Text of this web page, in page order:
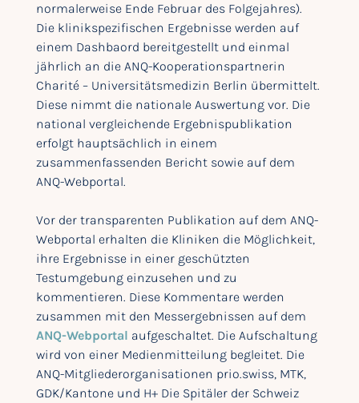
normalerweise Ende Februar des Folgejahres).
Die klinikspezifischen Ergebnisse werden auf
einem Dashbaord bereitgestellt und einmal
jährlich an die ANQ-Kooperationspartnerin
Charité – Universitätsmedizin Berlin übermittelt.
Diese nimmt die nationale Auswertung vor. Die
national vergleichende Ergebnispublikation
erfolgt hauptsächlich in einem
zusammenfassenden Bericht sowie auf dem
ANQ-Webportal.
Vor der transparenten Publikation auf dem ANQ-
Webportal erhalten die Kliniken die Möglichkeit,
ihre Ergebnisse in einer geschützten
Testumgebung einzusehen und zu
kommentieren. Diese Kommentare werden
zusammen mit den Messergebnissen auf dem
ANQ-Webportal aufgeschaltet. Die Aufschaltung
wird von einer Medienmitteilung begleitet. Die
ANQ-Mitgliederorganisationen prio.swiss, MTK,
GDK/Kantone und H+ Die Spitäler der Schweiz